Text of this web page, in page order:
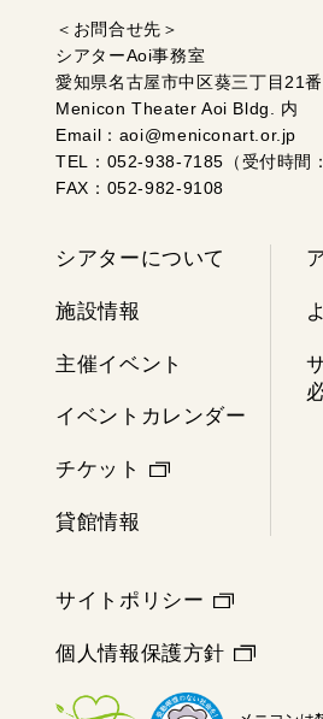
＜お問合せ先＞
シアターAoi事務室
愛知県名古屋市中区葵三丁目21
Menicon Theater Aoi Bldg. 内
Email：aoi@meniconart.or.jp
TEL：052-938-7185（受付時間
FAX：052-982-9108
シアターについて
施設情報
主催イベント
イベントカレンダー
チケット
貸館情報
サイトポリシー
個人情報保護方針